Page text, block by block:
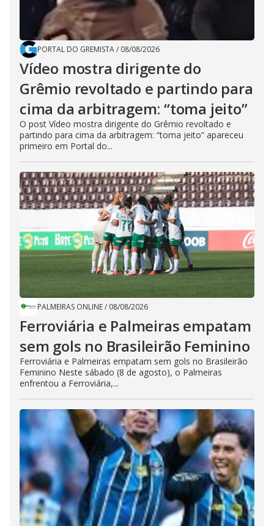
PORTAL DO GREMISTA/ 08/08/2026
Vídeo mostra dirigente do
Grêmio revoltado e partindo para
cima da arbitragem: “toma jeito”
O post Vídeo mostra dirigente do Grêmio revoltado e
partindo para cima da arbitragem: “toma jeito” apareceu
primeiro em Portal do...
PALMEIRAS ONLINE/ 08/08/2026
Ferroviária e Palmeiras empatam
sem gols no Brasileirão Feminino
Ferroviária e Palmeiras empatam sem gols no Brasileirão
Feminino Neste sábado (8 de agosto), o Palmeiras
enfrentou a Ferroviária,...